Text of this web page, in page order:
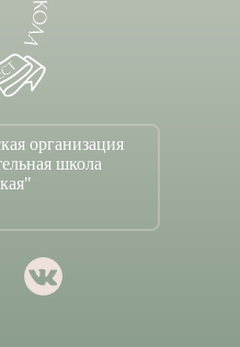
организация
школа